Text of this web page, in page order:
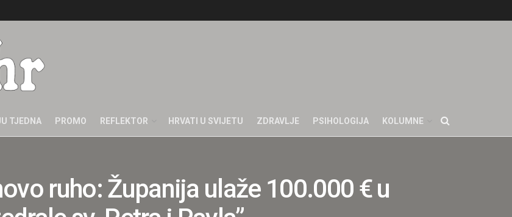
TJEDNA PROMO REFLEKTOR HRVATI U SVIJETU ZDRAVLJE PSIHOLOGIJA KOLUMNE
ruho: Županija ulaže 100.000 € u